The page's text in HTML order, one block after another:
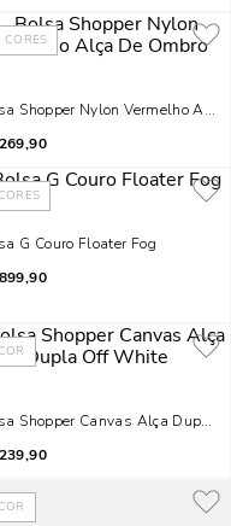
CORES
Shopper Nylon Vermelho Alça
269,90
G Couro Floater Fog
899,90
Shopper Canvas Alça Dupla
239,90